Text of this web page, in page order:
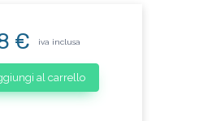
€ iva inclusa
al carrello